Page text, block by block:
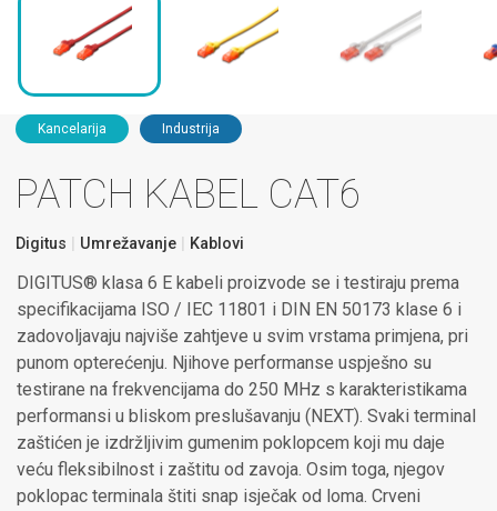
Kancelarija Industrija
PATCH KABEL CAT6
Digitus Umrežavanje Kablovi
DIGITUS® klasa 6 E kabeli proizvode se i testiraju prema
specifikacijama ISO / IEC 11801 i DIN EN 50173 klase 6 i
zadovoljavaju najviše zahtjeve u svim vrstama primjena, pri
punom opterećenju. Njihove performanse uspješno su
testirane na frekvencijama do 250 MHz s karakteristikama
performansi u bliskom preslušavanju (NEXT). Svaki terminal
zaštićen je izdržljivim gumenim poklopcem koji mu daje
veću fleksibilnost i zaštitu od zavoja. Osim toga, njegov
poklopac terminala štiti snap isječak od loma. Crveni